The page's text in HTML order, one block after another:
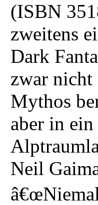
(ISBN
zweitens
Dark
zwar
Mythos
aber in
Neil